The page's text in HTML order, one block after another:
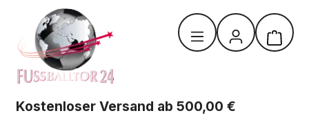
Zum Hauptinhalt springen
Kostenloser Versand ab 500,00 €